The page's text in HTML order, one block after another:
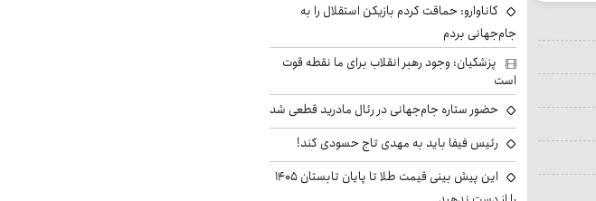
کاناوارو: حماقت کردم بازیکن استقلال را به
جام‌جهانی بردم
پزشکیان: وجود رهبر انقلاب برای ما نقطه قوت
است
حضور ستاره جام‌جهانی در رئال مادرید قطعی شد
رئیس فیفا باید به مهدی تاج حسودی کند!
این پیش بینی قیمت طلا تا پایان تابستان ۱۴۰۵